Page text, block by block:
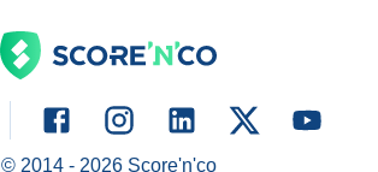
© 2014 - 2026Score'n'co